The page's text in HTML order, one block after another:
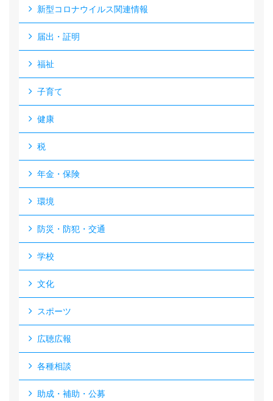
新型コロナウイルス関連情報
届出・証明
福祉
子育て
健康
税
年金・保険
環境
防災・防犯・交通
学校
文化
スポーツ
広聴広報
各種相談
助成・補助・公募